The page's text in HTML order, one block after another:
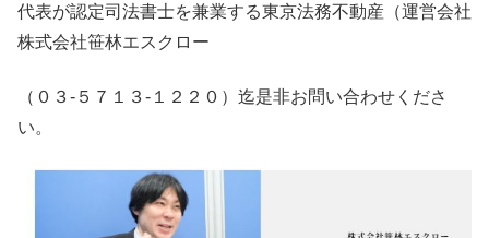
代表が認定司法書士を兼業する東京法務不動産（運営会社
株式会社笹林エスクロー
（０３-５７１３-１２２０）迄是非お問い合わせくださ
い。